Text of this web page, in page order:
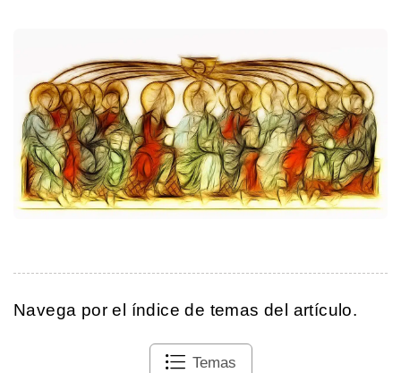
Navega por el índice de temas del artículo.
Temas